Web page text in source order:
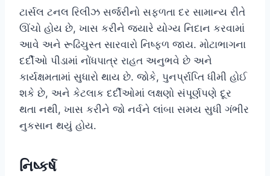
ટાર્સલ ટનલ રિલીઝ સર્જરીનો સફળતા દર સામાન્ય રીતે
ઊંચો હોય છે, ખાસ કરીને જ્યારે યોગ્ય નિદાન કરવામાં
આવે અને રૂઢિચુસ્ત સારવારો નિષ્ફળ જાય. મોટાભાગના
દર્દીઓ પીડામાં નોંધપાત્ર રાહત અનુભવે છે અને
કાર્યક્ષમતામાં સુધારો થાય છે. જોકે, પુનર્પ્રાપ્તિ ધીમી હોઈ
શકે છે, અને કેટલાક દર્દીઓમાં લક્ષણો સંપૂર્ણપણે દૂર
થતા નથી, ખાસ કરીને જો નર્વને લાંબા સમય સુધી ગંભીર
નુકસાન થયું હોય.
નિષ્કર્ષ